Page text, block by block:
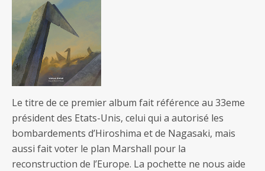
Le titre de ce premier album fait référence au 33eme
président des Etats-Unis, celui qui a autorisé les
bombardements d’Hiroshima et de Nagasaki, mais
aussi fait voter le plan Marshall pour la
reconstruction de l’Europe. La pochette ne nous aide